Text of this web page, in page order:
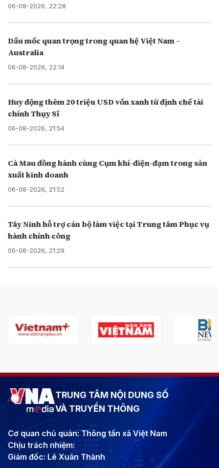
06-08-2026, 22:28
Dấu mốc quan trọng trong quan hệ Việt Nam –
Australia
06-08-2026, 22:14
Huy động thêm 20 triệu USD vốn xanh từ định chế tài
chính Thụy Sĩ
06-08-2026, 21:54
Cà Mau đồng hành cùng Cụm khí-điện-đạm trong sản
xuất kinh doanh
06-08-2026, 21:52
Tây Ninh hỗ trợ cán bộ làm việc tại Trung tâm Phục vụ
hành chính công
06-08-2026, 21:29
TRUNG TÂM NỘI DUNG SỐ
VÀ TRUYỀN THÔNG
Cơ quan chủ quản: Thông tấn xã Việt Nam
Chịu trách nhiệm:
Giám đốc: Lê Xuân Thành